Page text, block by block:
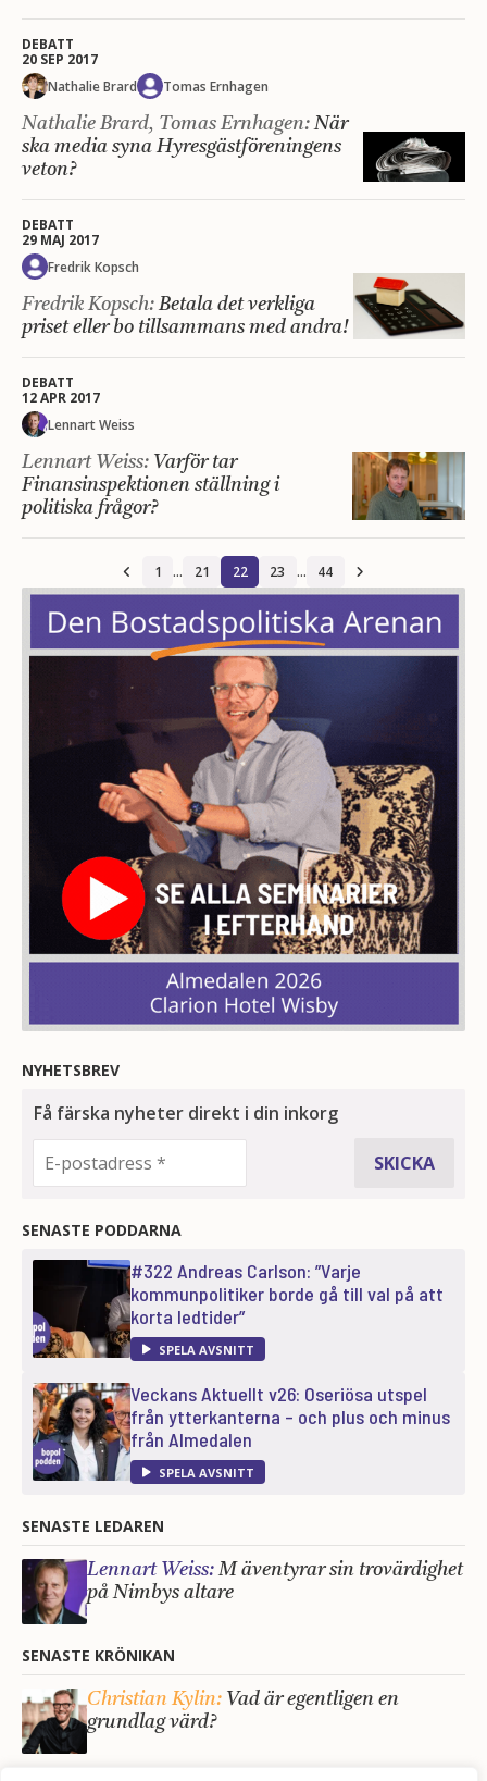
DEBATT
20 SEP 2017
Nathalie Brard
Tomas Ernhagen
Nathalie Brard, Tomas Ernhagen:När
ska media syna Hyresgästföreningens
veton?
DEBATT
29 MAJ 2017
Fredrik Kopsch
Fredrik Kopsch: Betala det verkliga
priset eller bo tillsammans med andra!
DEBATT
12 APR 2017
Lennart Weiss
Lennart Weiss: Varför tar
Finansinspektionen ställning i
politiska frågor?
 1 … 21 22 23 … 44 
NYHETSBREV
SENASTE PODDARNA
#322 Andreas Carlson: ”Varje
kommunpolitiker borde gå till val på att
korta ledtider”
SPELA AVSNITT
Veckans Aktuellt v26: Oseriösa utspel
från ytterkanterna – och plus och minus
från Almedalen
SPELA AVSNITT
SENASTE LEDAREN
Lennart Weiss: M äventyrar sin trovärdighet
på Nimbys altare
SENASTE KRÖNIKAN
Christian Kylin: Vad är egentligen en
grundlag värd?